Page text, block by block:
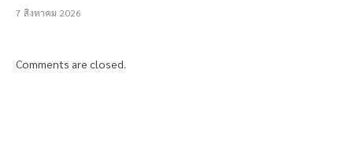
7 สิงหาคม 2026
Comments are closed.